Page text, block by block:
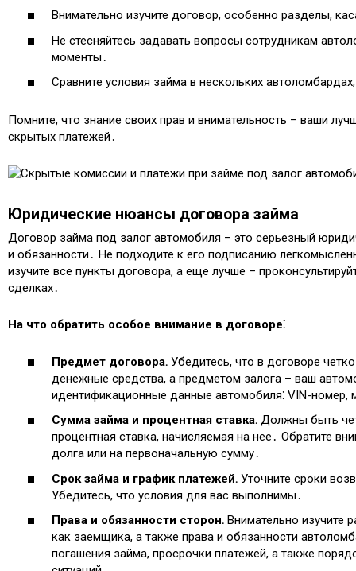
Внимательно изучите договор, особенно разделы,
Не стесняйтесь задавать вопросы сотрудникам
моменты․
Сравните условия займа в нескольких
Помните, что знание своих прав и внимательность – ваши
скрытых платежей․
Юридические нюансы договора займа
Договор займа под залог автомобиля – это серьезный
и обязанности․ Не подходите к его подписанию
изучите все пункты договора, а еще лучше –
сделках․
На что обратить особое внимание в договоре⁚
Предмет договора․ Убедитесь, что в договоре
денежные средства, а предметом залога – ваш
идентификационные данные автомобиля⁚ VIN-номер,
Сумма займа и процентная ставка․ Должны быть
процентная ставка, начисляемая на нее․ Обратите
долга или на первоначальную сумму․
Срок займа и график платежей․ Уточните сроки
Убедитесь, что условия для вас выполнимы․
Права и обязанности сторон․ Внимательно изучите
как заемщика, а также права и обязанности
погашения займа, просрочки платежей, а также